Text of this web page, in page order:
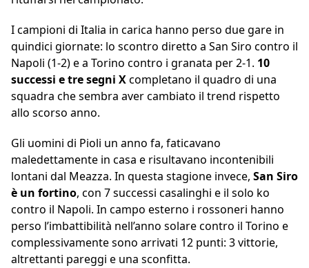
I campioni di Italia in carica hanno perso due gare in
quindici giornate: lo scontro diretto a San Siro contro il
Napoli (1-2) e a Torino contro i granata per 2-1. 10
successi e tre segni Xcompletano il quadro di una
squadra che sembra aver cambiato il trend rispetto
allo scorso anno.
Gli uomini di Pioli un anno fa, faticavano
maledettamente in casa e risultavano incontenibili
lontani dal Meazza. In questa stagione invece, San Siro
è un fortino, con 7 successi casalinghi e il solo ko
contro il Napoli. In campo esterno i rossoneri hanno
perso l’imbattibilità nell’anno solare contro il Torino e
complessivamente sono arrivati 12 punti: 3 vittorie,
altrettanti pareggi e una sconfitta.